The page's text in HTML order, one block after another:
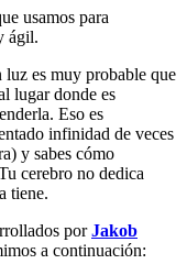
usamos para
ágil.
luz es muy probable que
lugar donde es
Eso es
infinidad de veces
y sabes cómo
cerebro no dedica
tiene.
porJakob
a continuación: